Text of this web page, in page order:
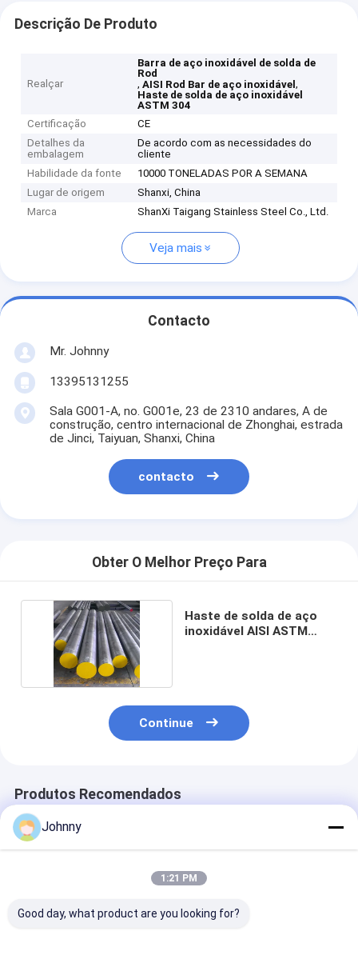
Descrição De Produto
Realçar
Barra de aço inoxidável de solda de
Rod
,AISI Rod Bar de aço inoxidável,
Haste de solda de aço inoxidável
ASTM 304
Certificação
CE
Detalhes da
embalagem
De acordo com as necessidades do
cliente
Habilidade da fonte
10000 TONELADAS POR A SEMANA
Lugar de origem
Shanxi, China
Marca
ShanXi Taigang Stainless Steel Co., Ltd.
Veja mais
Contacto
Mr. Johnny
13395131255
Sala G001-A, no. G001e, 23 de 2310 andares, A de
construção, centro internacional de Zhonghai, estrada
de Jinci, Taiyuan, Shanxi, China
contacto
Obter O Melhor Preço Para
Haste de solda de aço
inoxidável AISI ASTM
Continue
Produtos Recomendados
Johnny
1:21 PM
Good day, what product are you looking for?